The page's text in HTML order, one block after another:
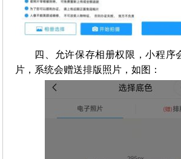
四、允许保存相册权限，小程序
片，系统会赠送排版照片，如图：